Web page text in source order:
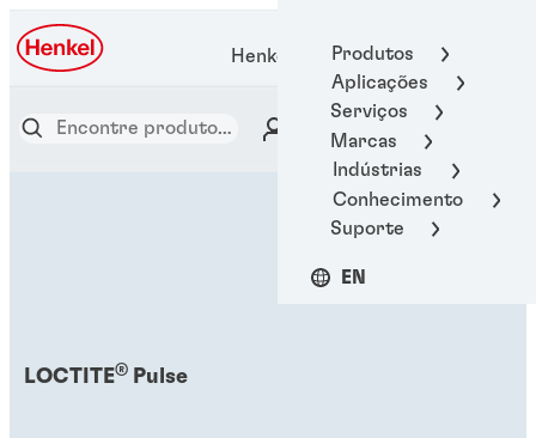
Produtos
Aplicações
Serviços
Marcas
Indústrias
Conhecimento
Suporte
EN
Henkel Adhesive Technologies
LOCTITE® Pulse